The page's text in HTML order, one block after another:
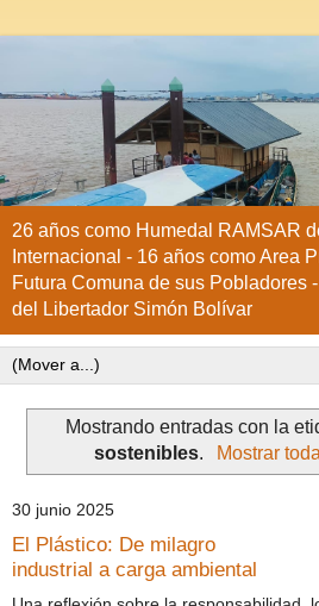
26 años como Humedal RAMSAR
Internacional - 16 años como Area
Futura Comuna de sus Pobladores
del Libertador Simón Bolívar
Mostrando entradas con la
sostenibles. Mostrar
30 junio 2025
El Plástico: De milagro
industrial a carga ambiental